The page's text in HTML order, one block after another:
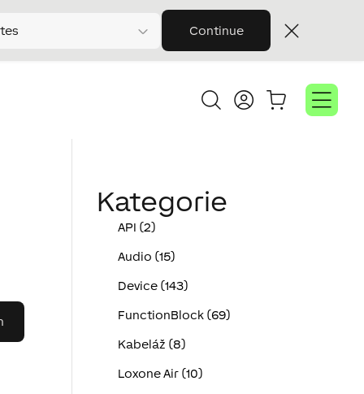
Continue
Kategorie
API (2)
Audio (15)
Device (143)
FunctionBlock (69)
Kabeláž (8)
Loxone Air (10)